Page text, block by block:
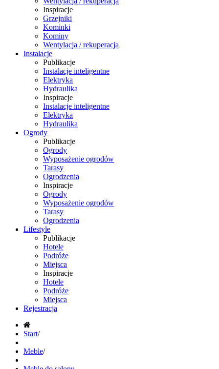
Inspiracje
Grzejniki
Kominki
Kominy
Wentylacja / rekuperacja
Instalacje
Publikacje
Instalacje inteligentne
Elektryka
Hydraulika
Inspiracje
Instalacje inteligentne
Elektryka
Hydraulika
Ogrody
Publikacje
Ogrody
Wyposażenie ogrodów
Tarasy
Ogrodzenia
Inspiracje
Ogrody
Wyposażenie ogrodów
Tarasy
Ogrodzenia
Lifestyle
Publikacje
Hotele
Podróże
Miejsca
Inspiracje
Hotele
Podróże
Miejsca
Rejestracja
Start/
Meble/